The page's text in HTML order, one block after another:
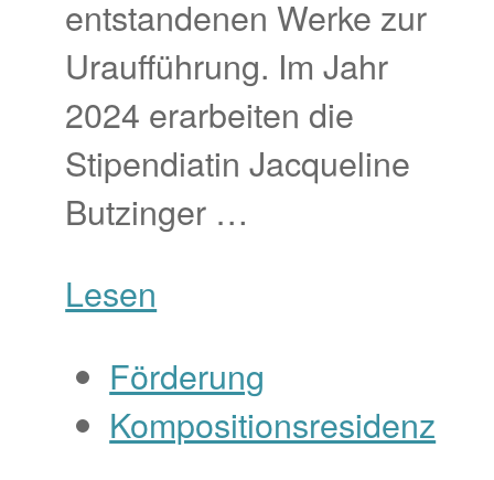
entstandenen Werke zur
Uraufführung. Im Jahr
2024 erarbeiten die
Stipendiatin Jacqueline
Butzinger …
Lesen
Förderung
Kompositionsresidenz